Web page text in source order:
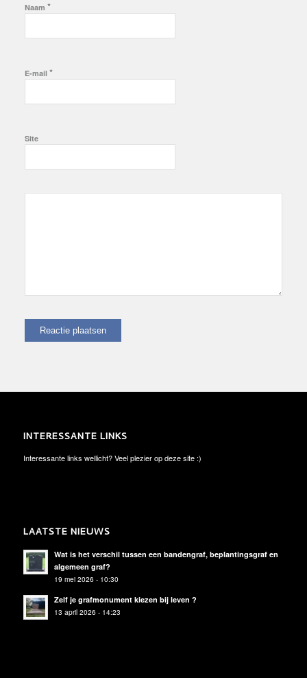
Naam *
E-mail *
Site
INTERESSANTE LINKS
Interessante links wellicht? Veel plezier op deze site :)
LAATSTE NIEUWS
Wat is het verschil tussen een bandengraf, beplantingsgraf en
algemeen graf?
19 mei 2026 - 10:30
Zelf je grafmonument kiezen bij leven ?
13 april 2026 - 14:23